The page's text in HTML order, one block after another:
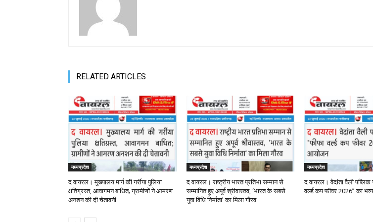
RELATED ARTICLES
मध्यप्रदेश
द वायरल। मुख्यालय मार्ग की गर्रीया पुलिया
क्षतिग्रस्त, आवागमन बाधित; ग्रामीणों ने आमरण
अनशन की दी चेतावनी
मध्यप्रदेश
द वायरल। राष्ट्रीय भारत प्रतिभा सम्मान से
सम्मानित हुए अपूर्व श्रीवास्तव, ‘भारत के सबसे
युवा विधि निर्माता’ का मिला गौरव
मध्यप्रदेश
द वायरल। वेदांता वैली
वर्ल्ड कप फीवर 2026” का